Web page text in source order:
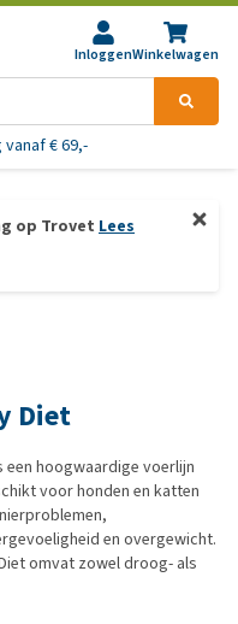
InloggenWinkelwagen
€ 69,-
op Trovet Lees
Diet
een hoogwaardige voerlijn
voor honden en katten
en overgewicht.
omvat zowel droog- als